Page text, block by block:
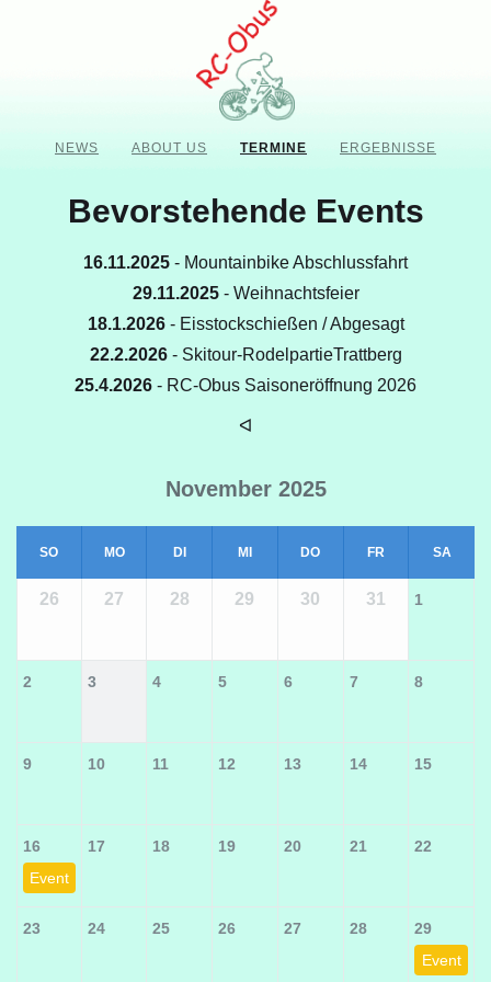
NEWS ABOUT US TERMINE ERGEBNISSE
Bevorstehende Events
16.11.2025 - Mountainbike Abschlussfahrt
29.11.2025- Weihnachtsfeier
18.1.2026- Eisstockschießen / Abgesagt
22.2.2026- Skitour-RodelpartieTrattberg
25.4.2026 - RC-Obus Saisoneröffnung 2026
ᐊ
November 2025
SO MO DI MI DO FR SA
26 27 28 29 30 31 1
2 3 4 5 6 7 8
9 10 11 12 13 14 15
16
Event
17 18 19 20 21 22
23 24 25 26 27 28
29
Event